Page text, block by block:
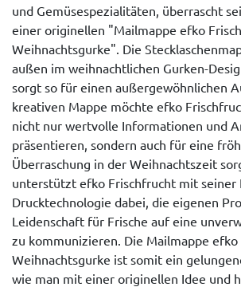
und Gemüsespezialitäten, überrascht
einer originellen "Mailmappe efko
Weihnachtsgurke". Die
außen im weihnachtlichen Gurken-
sorgt so für einen außergewöhnlichen
kreativen Mappe möchte efko
nicht nur wertvolle Informationen und
präsentieren, sondern auch für eine
Überraschung in der Weihnachtszeit
unterstützt efko Frischfrucht mit seiner
Drucktechnologie dabei, die eigenen
Leidenschaft für Frische auf eine
zu kommunizieren. Die Mailmappe
Weihnachtsgurke ist somit ein
wie man mit einer originellen Idee und